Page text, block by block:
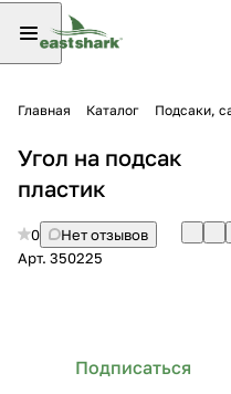
Главная Каталог Подсаки,
Угол на подсак
пластик
0
Нет отзывов
Арт. 350225
Подписаться